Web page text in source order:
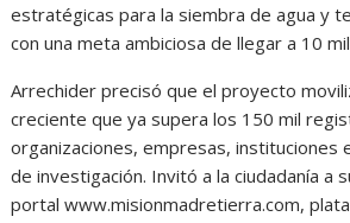
estratégicas para la siembra de agua y
con una meta ambiciosa de llegar a 10
Arrechider precisó que el proyecto
creciente que ya supera los 150 mil
organizaciones, empresas, instituciones
de investigación. Invitó a la ciudadanía a
portal www.misionmadretierra.com,